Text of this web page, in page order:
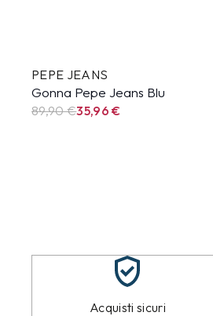
PEPE JEANS
Gonna Pepe Jeans Blu
89,90€35,96€
Acquisti sicuri